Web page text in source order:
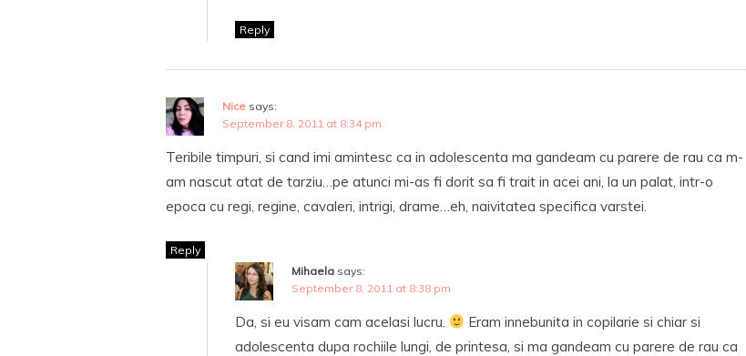
Reply
Nice says:
September 8, 2011 at 8:34 pm
Teribile timpuri, si cand imi amintesc ca in adolescenta ma gandeam cu parere de rau ca m-
am nascut atat de tarziu…pe atunci mi-as fi dorit sa fi trait in acei ani, la un palat, intr-o
epoca cu regi, regine, cavaleri, intrigi, drame…eh, naivitatea specifica varstei.
Reply
Mihaela says:
September 8, 2011 at 8:38 pm
Da, si eu visam cam acelasi lucru.
Eram innebunita in copilarie si chiar si
adolescenta dupa rochiile lungi, de printesa, si ma gandeam cu parere de rau ca